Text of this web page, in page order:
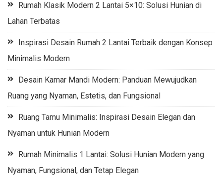
Rumah Klasik Modern 2 Lantai 5×10: Solusi Hunian di
Lahan Terbatas
Inspirasi Desain Rumah 2 Lantai Terbaik dengan Konsep
Minimalis Modern
Desain Kamar Mandi Modern: Panduan Mewujudkan
Ruang yang Nyaman, Estetis, dan Fungsional
Ruang Tamu Minimalis: Inspirasi Desain Elegan dan
Nyaman untuk Hunian Modern
Rumah Minimalis 1 Lantai: Solusi Hunian Modern yang
Nyaman, Fungsional, dan Tetap Elegan